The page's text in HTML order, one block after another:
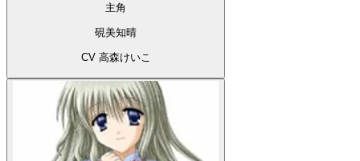
主角
硯美知晴
CV 高森けいこ